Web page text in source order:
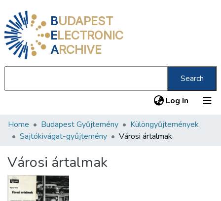
BUDAPEST
ELECTRONIC
ARCHIVE
Search
Log In (current)
Communities & Collections
Statistics
About us
Home Budapest Gyűjtemény
Különgyűjtemények
Sajtókivágat-gyűjtemény
Városi ártalmak
Városi ártalmak